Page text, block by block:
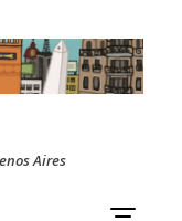
Aires